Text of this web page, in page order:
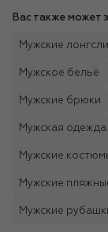
Вас также может
Мужские
Мужское бельё
Мужские брюки
Мужская одежда
Мужские
Мужские
Мужские